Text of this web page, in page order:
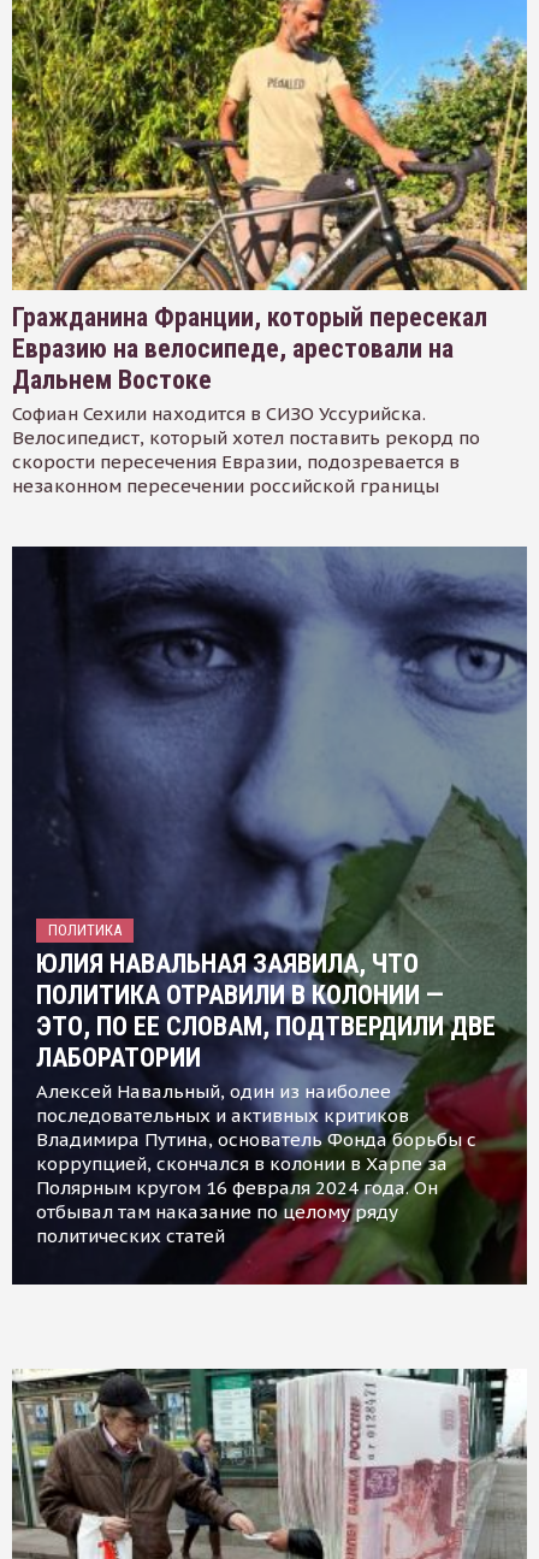
Гражданина Франции, который пересекал
Евразию на велосипеде, арестовали на
Дальнем Востоке
Софиан Сехили находится в СИЗО Уссурийска.
Велосипедист, который хотел поставить рекорд по
скорости пересечения Евразии, подозревается в
незаконном пересечении российской границы
ПОЛИТИКА
ЮЛИЯ НАВАЛЬНАЯ ЗАЯВИЛА, ЧТО
ПОЛИТИКА ОТРАВИЛИ В КОЛОНИИ —
ЭТО, ПО ЕЕ СЛОВАМ, ПОДТВЕРДИЛИ ДВЕ
ЛАБОРАТОРИИ
Алексей Навальный, один из наиболее
последовательных и активных критиков
Владимира Путина, основатель Фонда борьбы с
коррупцией, скончался в колонии в Харпе за
Полярным кругом 16 февраля 2024 года. Он
отбывал там наказание по целому ряду
политических статей